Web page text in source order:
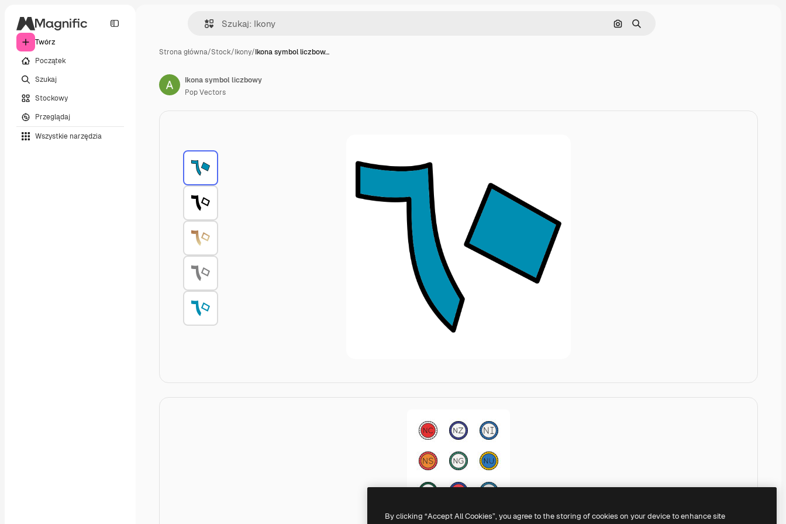
Twórz
Początek
Szukaj
Stockowy
Przeglądaj
Wszystkie narzędzia
Szukaj według obrazu
Szukaj
Strona główna/Stock/Ikony/Ikona symbol liczbow…
Generic color lineal-color
Ikona symbol liczbowy
Pop Vectors
By clicking “Accept All Cookies”, you agree to the storing of cookies on your device to enhance site